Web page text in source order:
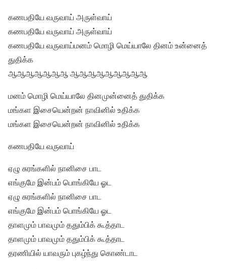
கணபதியே வருவாய் அருள்வாய்
கணபதியே வருவாய் அருள்வாய்
கணபதியே வருவாய்மனம் மொழி மெய்யாலே தினம் உன்னைத்
துதிக்க
ஆஆஆஆஆஆஆ ஆஆஆஆஆஆஆஆஆ
மனம் மொழி மெய்யாலே தினமுன்னைத் துதிக்க
மங்கள இசையென்றன் நாவினில் உதிக்க
மங்கள இசையென்றன் நாவினில் உதிக்க
கணபதியே வருவாய்
ஏழு சுரங்களில் நானிசை பாட
எங்குமே இன்பம் பொங்கியே ஓட
ஏழு சுரங்களில் நானிசை பாட
எங்குமே இன்பம் பொங்கியே ஓட
தாளமும் பாவமும் ததும்பிக் கூத்தாட
தாளமும் பாவமும் ததும்பிக் கூத்தாட
தரணியில் யாவரும் புகழ்ந்து கொண்டாட